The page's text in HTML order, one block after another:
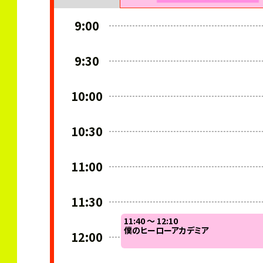
9:00
9:30
10:00
10:30
11:00
11:30
12:00
11:40 ～ 12:10
僕のヒーローアカデミア